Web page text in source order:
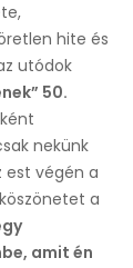
hite és
utódok
50.
nekünk
végén a
a
amit én